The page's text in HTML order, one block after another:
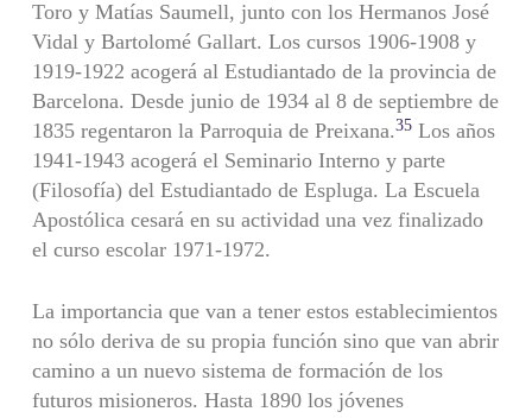
Toro y Matías Saumell, junto con los Hermanos José
Vidal y Bartolomé Gallart. Los cursos 1906-1908 y
1919-1922 acogerá al Estudiantado de la provincia de
Barcelona. Desde junio de 1934 al 8 de septiembre de
1835 regentaron la Parroquia de Preixana.35Los años
1941-1943 acogerá el Seminario Interno y parte
(Filosofía) del Estudiantado de Espluga. La Escuela
Apostólica cesará en su actividad una vez finalizado
el curso escolar 1971-1972.
La importancia que van a tener estos establecimientos
no sólo deriva de su propia función sino que van abrir
camino a un nuevo sistema de formación de los
futuros misioneros. Hasta 1890 los jóvenes